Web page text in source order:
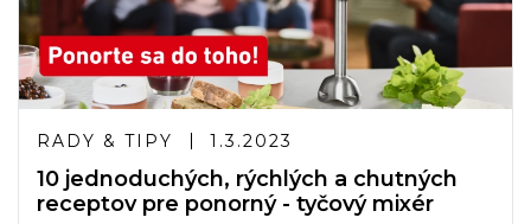
RADY & TIPY 1.3.2023
10 jednoduchých, rýchlých a chutných
receptov pre ponorný - tyčový mixér